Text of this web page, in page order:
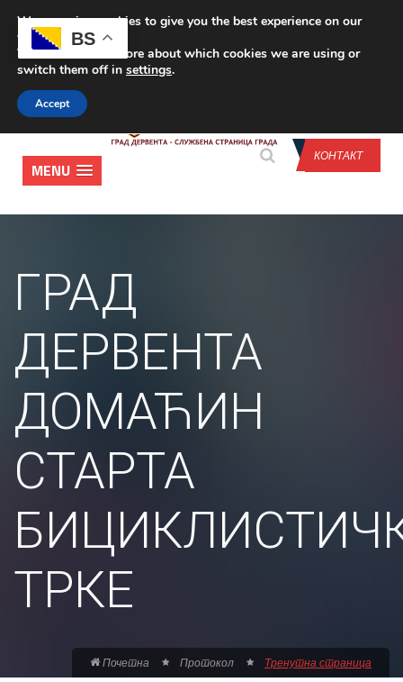
CONTACT US
КОНТАКТ
MENU
ГРАД
ДЕРВЕНТА
ДОМАЋИН
СТАРТА
ТРКЕ
Почетна Протокол Тренутна страница
BS
We are using cookies to give you the best experience on our
website.
You can find out more about which cookies we are using or
switch them off in settings.
Accept